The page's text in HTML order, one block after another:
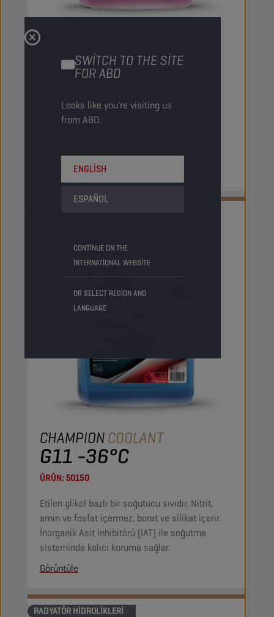
SWITCH TO THE SITE
FOR ABD
Looks like you're visiting us
from ABD.
ENGLISH
ESPAÑOL
CONTINUE ON THE
INTERNATIONAL WEBSITE
OR SELECT REGION AND
LANGUAGE
CHAMPION
G12+ LL
50051
Etilen glikol esaslı bir antifrizdir. Nitrit, amin,
fosfat, borat ve silikat içermez. Organik Asit
Görüntüle
CHAMPIONCOOLANT
G11 -36°C
ÜRÜN: 50150
Etilen glikol bazlı bir soğutucu sıvıdır. Nitrit,
amin ve fosfat içermez, borat ve silikat içerir.
İnorganik Asit inhibitörü (IAT) ile soğutma
sisteminde kalıcı koruma sağlar.
Görüntüle
RADYATÖR HIDROLIKLERI